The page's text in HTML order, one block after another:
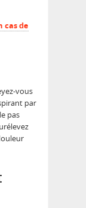
cas de
vous
par
pas